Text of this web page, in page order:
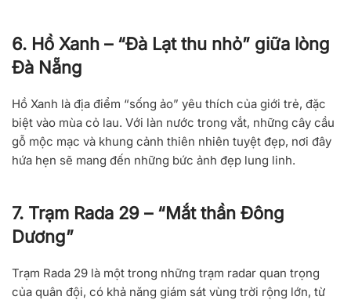
6. Hồ Xanh – “Đà Lạt thu nhỏ” giữa lòng
Đà Nẵng
Hồ Xanh là địa điểm “sống ảo” yêu thích của giới trẻ, đặc
biệt vào mùa cỏ lau. Với làn nước trong vắt, những cây cầu
gỗ mộc mạc và khung cảnh thiên nhiên tuyệt đẹp, nơi đây
hứa hẹn sẽ mang đến những bức ảnh đẹp lung linh.
7. Trạm Rada 29 – “Mắt thần Đông
Dương”
Trạm Rada 29 là một trong những trạm radar quan trọng
của quân đội, có khả năng giám sát vùng trời rộng lớn, từ